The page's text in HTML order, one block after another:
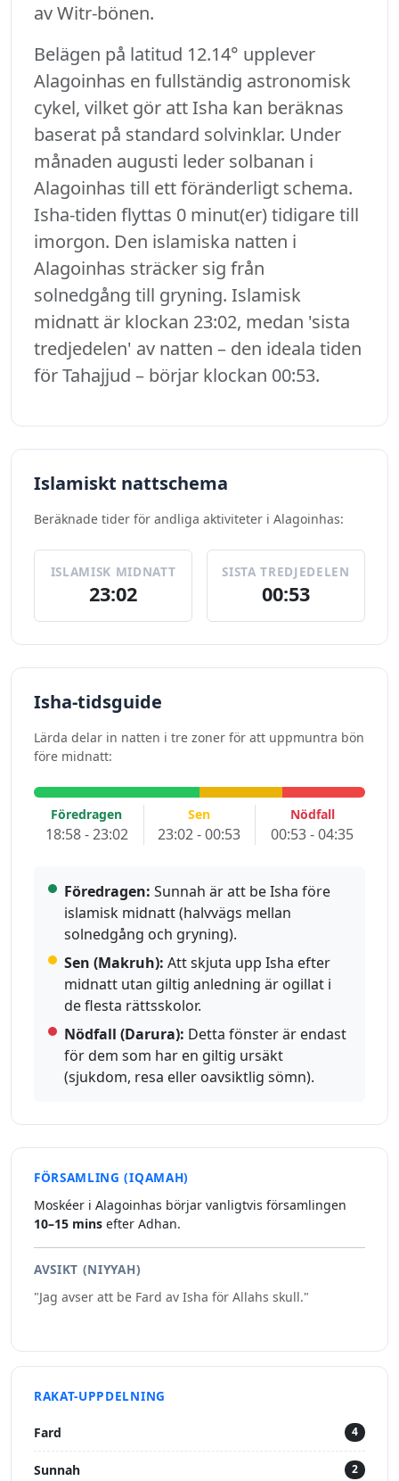
av Witr-bönen.
Belägen på latitud 12.14° upplever
Alagoinhas en fullständig astronomisk
cykel, vilket gör att Isha kan beräknas
baserat på standard solvinklar. Under
månaden augusti leder solbanan i
Alagoinhas till ett föränderligt schema.
Isha-tiden flyttas 0 minut(er) tidigare till
imorgon. Den islamiska natten i
Alagoinhas sträcker sig från
solnedgång till gryning. Islamisk
midnatt är klockan 23:02, medan 'sista
tredjedelen' av natten – den ideala tiden
för Tahajjud – börjar klockan 00:53.
Islamiskt nattschema
Beräknade tider för andliga aktiviteter i Alagoinhas:
ISLAMISK MIDNATT
23:02
SISTA TREDJEDELEN
00:53
Isha-tidsguide
Lärda delar in natten i tre zoner för att uppmuntra bön
före midnatt:
Föredragen
18:58 - 23:02
Sen
23:02 - 00:53
Nödfall
00:53 - 04:35
Föredragen: Sunnah är att be Isha före
islamisk midnatt (halvvägs mellan
solnedgång och gryning).
Sen (Makruh): Att skjuta upp Isha efter
midnatt utan giltig anledning är ogillat i
de flesta rättsskolor.
Nödfall (Darura): Detta fönster är endast
för dem som har en giltig ursäkt
(sjukdom, resa eller oavsiktlig sömn).
FÖRSAMLING (IQAMAH)
Moskéer i Alagoinhas börjar vanligtvis församlingen
10–15 mins efter Adhan.
AVSIKT (NIYYAH)
"Jag avser att be Fard av Isha för Allahs skull."
RAKAT-UPPDELNING
Fard 4
Sunnah 2